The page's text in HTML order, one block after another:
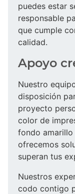
puedes estar
responsable
que cumple
calidad.
Apoyo
Nuestro
disposición
proyecto
color de
fondo amarillo
ofrecemos
superan tus
Nuestros
codo contigo